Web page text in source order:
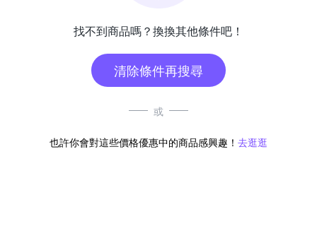
找不到商品嗎？換換其他條件吧！
清除條件再搜尋
或
也許你會對這些價格優惠中的商品感興趣！ 去逛逛